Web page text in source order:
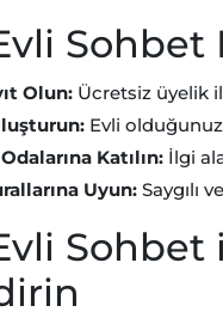
Sohbet
Olun: Ücretsiz üyelik
Evli
Katılın: İlgi
Uyun: Saygılı
Sohbet